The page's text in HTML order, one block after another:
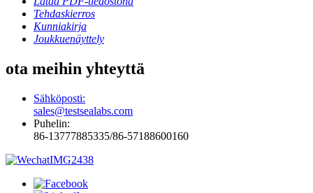
Tehdaskierros
Kunniakirja
Joukkuenäyttely
ota meihin yhteyttä
Sähköposti:
sales@testsealabs.com
Puhelin:
86-13777885335/86-57188600160